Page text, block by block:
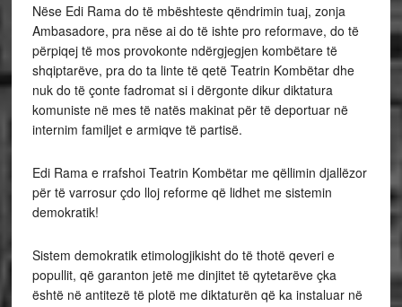
Nëse Edi Rama do të mbështeste qëndrimin tuaj, zonja
Ambasadore, pra nëse ai do të ishte pro reformave, do të
përpiqej të mos provokonte ndërgjegjen kombëtare të
shqiptarëve, pra do ta linte të qetë Teatrin Kombëtar dhe
nuk do të çonte fadromat si i dërgonte dikur diktatura
komuniste në mes të natës makinat për të deportuar në
internim familjet e armiqve të partisë.
Edi Rama e rrafshoi Teatrin Kombëtar me qëllimin djallëzor
për të varrosur çdo lloj reforme që lidhet me sistemin
demokratik!
Sistem demokratik etimologjikisht do të thotë qeveri e
popullit, që garanton jetë me dinjitet të qytetarëve çka
është në antitezë të plotë me diktaturën që ka instaluar në